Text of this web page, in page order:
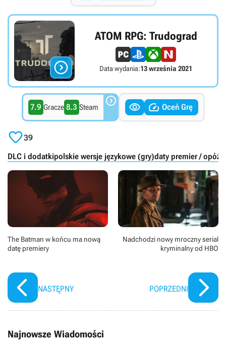

ATOM RPG: Trudograd
Data wydania:13 września 2021
7.9 Gracze 8.3 Steam    Oceń Grę
39
DLC i dodatkipolskie wersje językowe (gry)daty premier /
The Batman w końcu ma nową
datę premiery
NASTĘPNY
Nadchodzi nowy mroczny serial
kryminalny od HBO
POPRZEDNI
Najnowsze Wiadomości